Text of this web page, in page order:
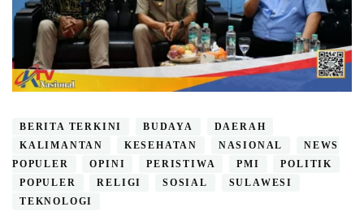
BERITA TERKINI BUDAYA
DAERAH
KALIMANTAN
KESEHATAN NASIONAL
NEWS
POPULER
OPINI PERISTIWA PMI
POLITIK
POPULER
RELIGI SOSIAL
SULAWESI
TEKNOLOGI